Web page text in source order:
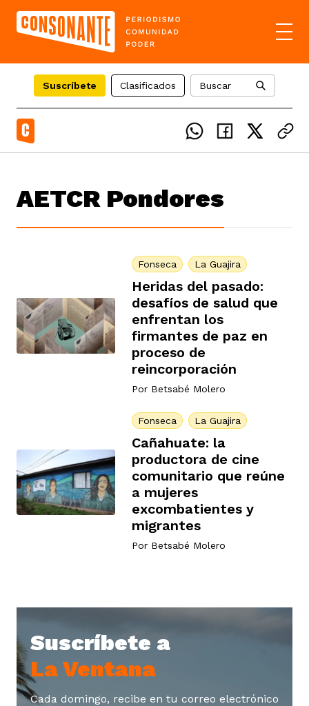
Suscríbete Clasificados Buscar
AETCR Pondores
Fonseca La Guajira
Heridas del pasado:
desafíos de salud que
enfrentan los
firmantes de paz en
proceso de
reincorporación
Por Betsabé Molero
Fonseca La Guajira
Cañahuate: la
productora de cine
comunitario que reúne
a mujeres
excombatientes y
migrantes
Por Betsabé Molero
Suscríbete a
La Ventana
Cada domingo, recibe en tu correo electrónico
país
del Caguán
étnicos
fórmula
equipo
periodistas locales